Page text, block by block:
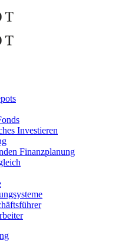
Investieren
Finanzplanung